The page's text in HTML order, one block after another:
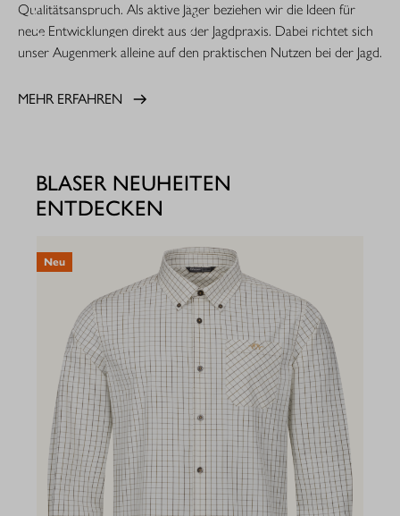
MEHR ERFAHREN
Qualitätsanspruch. Als aktive Jäger beziehen wir die Ideen für
neue Entwicklungen direkt aus der Jagdpraxis. Dabei richtet sich
unser Augenmerk alleine auf den praktischen Nutzen bei der Jagd.
MEHR ERFAHREN
BLASER NEUHEITEN
ENTDECKEN
Neu